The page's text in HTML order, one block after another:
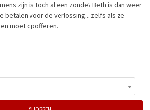
zijn is toch al een zonde? Beth is dan weer
betalen voor de verlossing... zelfs als ze
moet opofferen.